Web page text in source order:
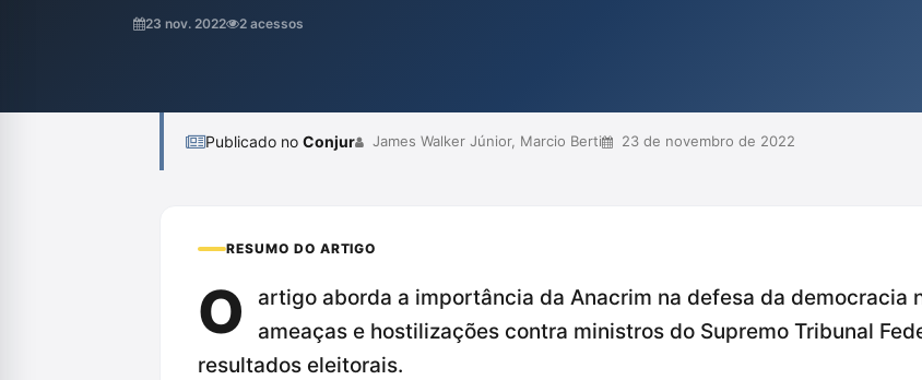
criminal com a pluralidade de ideias e o diálogo pacífico, repudiando qualquer
23 nov. 2022 2 acessos
Publicado no Conjur James Walker Júnior, Marcio Berti 23 de novembro de 2022
RESUMO DO ARTIGO
O
artigo aborda a importância da Anacrim na defesa da democracia
ameaças e hostilizações contra ministros do Supremo Tribunal
resultados eleitorais.